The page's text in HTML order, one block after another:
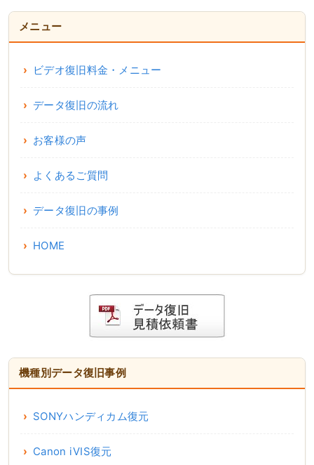
メニュー
ビデオ復旧料金・メニュー
データ復旧の流れ
お客様の声
よくあるご質問
データ復旧の事例
HOME
機種別データ復旧事例
SONYハンディカム復元
Canon iVIS復元